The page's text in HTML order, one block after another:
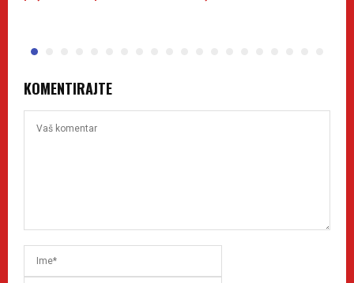
KOMENTIRAJTE